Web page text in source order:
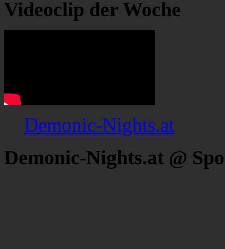
Videoclip der Woche
Demonic-Nights.at
Demonic-Nights.at @